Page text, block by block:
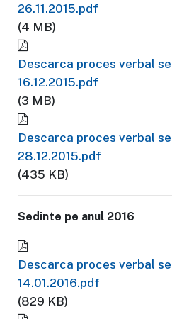
26.11.2015.pdf
(4 MB)
Descarca proces verbal
16.12.2015.pdf
(3 MB)
Descarca proces verbal
28.12.2015.pdf
(435 KB)
Sedinte pe anul 2016
Descarca proces verbal
14.01.2016.pdf
(829 KB)